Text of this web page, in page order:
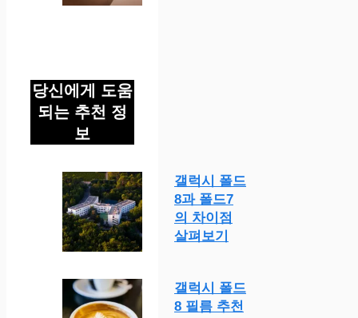
당신에게 도움
되는 추천 정
보
갤럭시 폴드
8과 폴드7
의 차이점
살펴보기
갤럭시 폴드
8 필름 추천